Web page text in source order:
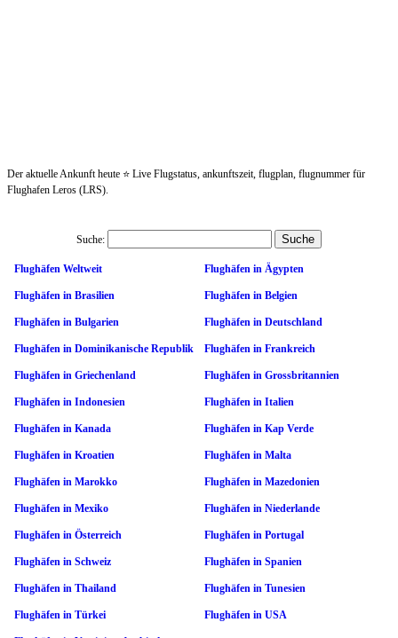
Der aktuelle Ankunft heute ⭐ Live Flugstatus, ankunftszeit, flugplan, flugnummer für
Flughafen Leros (LRS).
Suche:
Flughäfen Weltweit Flughäfen in Ägypten
Flughäfen in Brasilien Flughäfen in Belgien
Flughäfen in Bulgarien Flughäfen in Deutschland
Flughäfen in Dominikanische Republik Flughäfen in Frankreich
Flughäfen in Griechenland Flughäfen in Grossbritannien
Flughäfen in Indonesien Flughäfen in Italien
Flughäfen in Kanada Flughäfen in Kap Verde
Flughäfen in Kroatien Flughäfen in Malta
Flughäfen in Marokko Flughäfen in Mazedonien
Flughäfen in Mexiko Flughäfen in Niederlande
Flughäfen in Österreich Flughäfen in Portugal
Flughäfen in Schweiz Flughäfen in Spanien
Flughäfen in Thailand Flughäfen in Tunesien
Flughäfen in Türkei Flughäfen in USA